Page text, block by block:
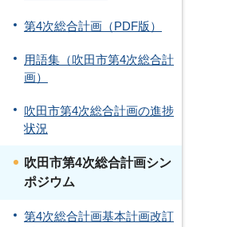
第4次総合計画（PDF版）
用語集（吹田市第4次総合計
画）
吹田市第4次総合計画の進捗
状況
吹田市第4次総合計画シン
ポジウム
第4次総合計画基本計画改訂